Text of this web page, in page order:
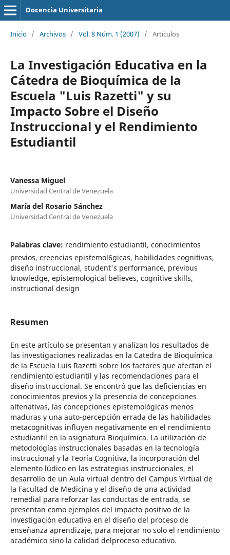
Docencia Universitaria
Inicio / Archivos / Vol. 8 Núm. 1 (2007) / Artículos
La Investigación Educativa en la
Cátedra de Bioquímica de la
Escuela "Luis Razetti" y su
Impacto Sobre el Diseño
Instruccional y el Rendimiento
Estudiantil
Vanessa Miguel
Universidad Central de Venezuela
María del Rosario Sánchez
Universidad Central de Venezuela
Palabras clave: rendimiento estudiantil, conocimientos
previos, creencias epistemol6gicas, habilidades cognitivas,
diseño instruccional, student's performance, previous
knowledge, epistemological believes, cognitive skills,
instructional design
Resumen
En este artículo se presentan y analizan los resultados de
las investigaciones realizadas en la Catedra de Bioquímica
de la Escuela Luis Razetti sobre los factores que afectan el
rendimiento estudiantil y las recomendaciones para el
diseño instruccional. Se encontró que las deficiencias en
conocimientos previos y la presencia de concepciones
altenativas, las concepciones epistemológicas menos
maduras y una auto-percepción errada de las habilidades
metacognitivas influyen negativamente en el rendimiento
estudiantil en la asignatura Bioquímica. La utilización de
metodologías instruccionales basadas en la tecnología
instruccional y la Teoría Cognitiva, la incorporación del
elemento lúdico en las estrategias instruccionales, el
desarrollo de un Aula virtual dentro del Campus Virtual de
la Facultad de Medicina y el diseño de una actividad
remedial para reforzar las conductas de entrada, se
presentan como ejemplos del impacto positivo de la
investigación educativa en el diseño del proceso de
enseñanza aprendizaje, para mejorar no solo el rendimiento
académico sino la calidad delproceso educativo.